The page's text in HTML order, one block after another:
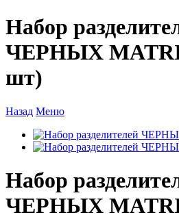
Набор
ЧЕРНЫХ
шт)
Назад Меню
Набор
ЧЕРНЫХ